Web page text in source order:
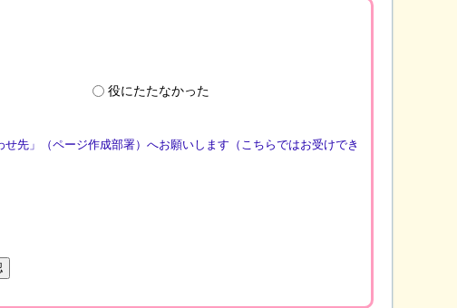
役にたたなかった
先」（ページ作成部署）へお願いします（こちらではお受けでき